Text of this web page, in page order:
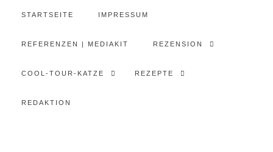
STARTSEITE IMPRESSUM
REFERENZEN | MEDIAKIT REZENSION
COOL-TOUR-KATZE REZEPTE
REDAKTION